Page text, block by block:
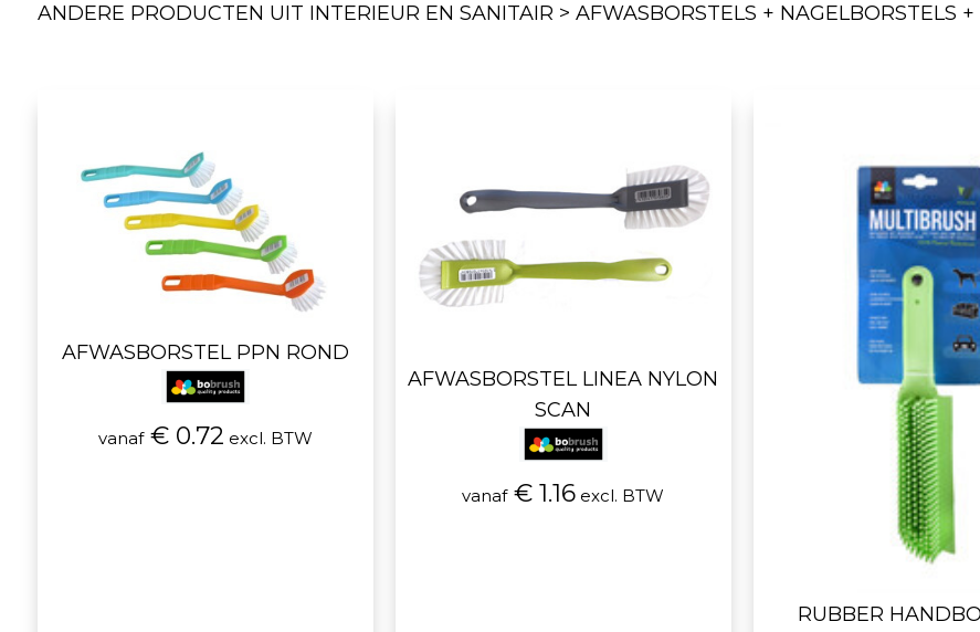
ANDERE PRODUCTEN UIT INTERIEUR EN SANITAIR > AFWASBORSTELS + NAGELBORSTELS +
AFWASBORSTEL PPN ROND
vanaf€ 0.72 excl. BTW
AFWASBORSTEL LINEA NYLON
SCAN
vanaf€ 1.16 excl. BTW
RUBBER